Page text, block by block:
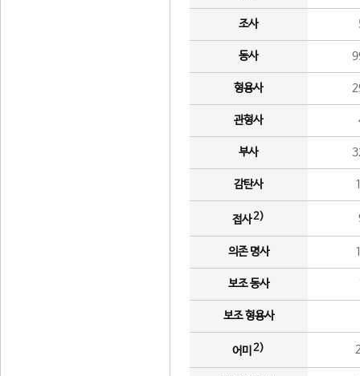
조사
동사
형용사
관형사
부사
감탄사
접사2)
의존 명사
보조 동사
보조 형용사
어미 2)